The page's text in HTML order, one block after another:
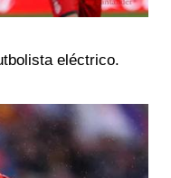
eléctrico.